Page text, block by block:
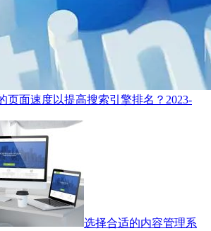
页面速度以提高搜索引擎排名？ 2023-
选择合适的内容管理系